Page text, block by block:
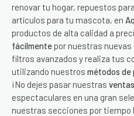
renovar tu hogar, repuestos
artículos para tu mascota, en
productos de alta calidad a
fácilmente por nuestras
filtros avanzados y realiza tus
utilizando nuestros métodos de
¡No dejes pasar nuestras
espectaculares en una gran
nuestras secciones por